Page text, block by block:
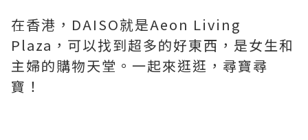
在香港，DAISO就是Aeon Living
Plaza，可以找到超多的好東西，是女生和
主婦的購物天堂。一起來逛逛，尋寶尋
寶！